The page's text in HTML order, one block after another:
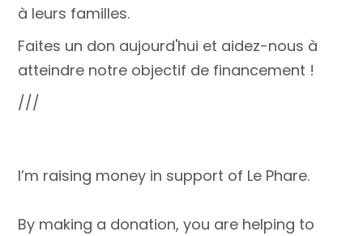
à leurs familles.
Faites un don aujourd'hui et aidez-nous à
atteindre notre objectif de financement !
///
I’m raising money in support of Le Phare.
By making a donation, you are helping to